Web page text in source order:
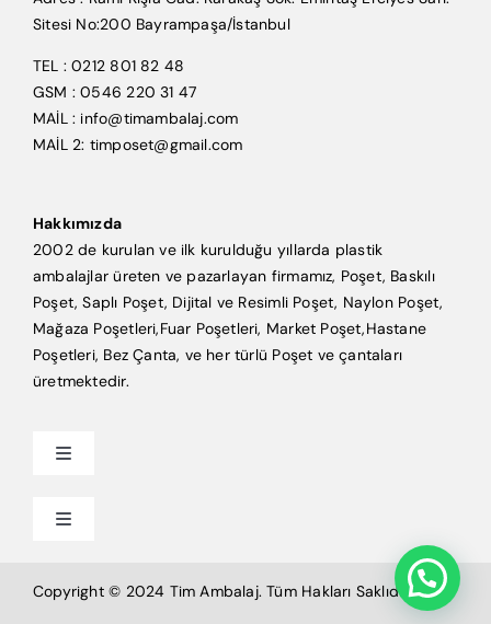
Sitesi No:200 Bayrampaşa/İstanbul
TEL : 0212 801 82 48
GSM : 0546 220 31 47
MAİL : info@timambalaj.com
MAİL 2: timposet@gmail.com
Hakkımızda
2002 de kurulan ve ilk kurulduğu yıllarda plastik
ambalajlar üreten ve pazarlayan firmamız, Poşet, Baskılı
Poşet, Saplı Poşet, Dijital ve Resimli Poşet, Naylon Poşet,
Mağaza Poşetleri,Fuar Poşetleri, Market Poşet,Hastane
Poşetleri, Bez Çanta, ve her türlü Poşet ve çantaları
üretmektedir.
Toggle
Anasayfa
Tim Ambalaj
Toggle
Copyright © 2024 Tim Ambalaj. Tüm Hakları Saklıdır.